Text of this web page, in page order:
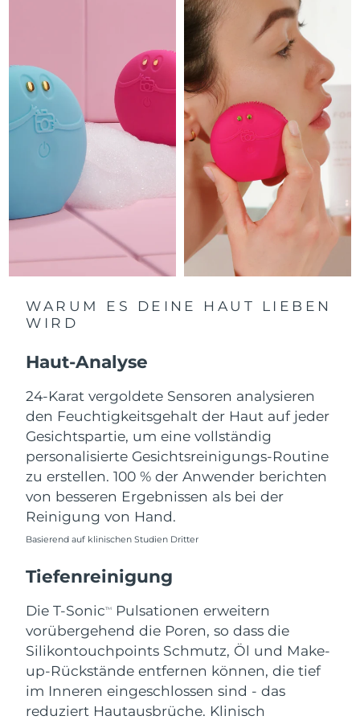
WARUM ES DEINE HAUT LIEBEN
WIRD
Haut-Analyse
24-Karat vergoldete Sensoren analysieren
den Feuchtigkeitsgehalt der Haut auf jeder
Gesichtspartie, um eine vollständig
personalisierte Gesichtsreinigungs-Routine
zu erstellen. 100 % der Anwender berichten
von besseren Ergebnissen als bei der
Reinigung von Hand.
Basierend auf klinischen Studien Dritter
Tiefenreinigung
Die T-SonicTM
Pulsationen erweitern
vorübergehend die Poren, so dass die
Silikontouchpoints Schmutz, Öl und Make-
up-Rückstände entfernen können, die tief
im Inneren eingeschlossen sind - das
reduziert Hautausbrüche. Klinisch
12/08/2026
Erwartete Lieferung
14/08/2026
Italien
Erwartete Lieferung
10/08/2026
Japan
Erwartete Lieferung
13/08/2026
Erwartete Lieferung
15/08/2026
Erwartete Lieferung
12/08/2026
Libanon
11/08/2026
Litauen
Erwartete Lieferung
Luxemburg
Erwartete Lieferung
Sonderverwaltungsregion
Macau
Malaysia
Malta
Erwartete Lieferung
Mexiko
Erwartete Lieferung
14/08/2026